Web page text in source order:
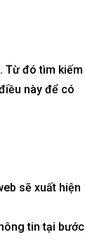
Từ đó tìm kiếm
này để có
sẽ xuất hiện
tin tại bước